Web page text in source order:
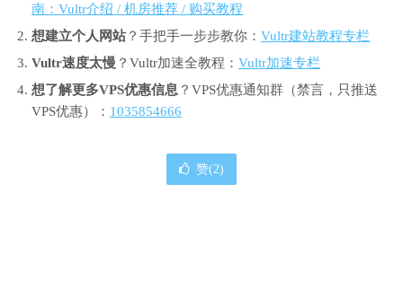
南：Vultr介绍 / 机房推荐 / 购买教程
想建立个人网站？手把手一步步教你： Vultr建站教程专栏
Vultr速度太慢 ？Vultr加速全教程： Vultr加速专栏
想了解更多VPS优惠信息 ？VPS优惠通知群（禁言，只推送
VPS优惠）： 1035854666
赞(2)